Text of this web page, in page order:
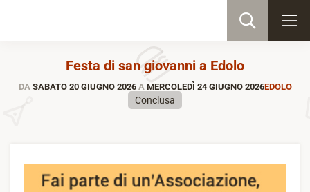
Festa di san giovanni a Edolo
DASABATO 20 GIUGNO 2026 AMERCOLEDÌ 24 GIUGNO 2026EDOLO
Conclusa